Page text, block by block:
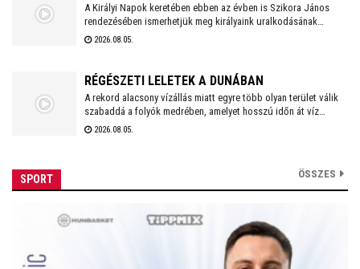
A Királyi Napok keretében ebben az évben is Szikora János
rendezésében ismerhetjük meg királyaink uralkodásának
történetét. Idén újra a Nemzeti Emlékhely ad otthont a
2026.08.05.
RÉGÉSZETI LELETEK A DUNÁBAN
A rekord alacsony vízállás miatt egyre több olyan terület válik
szabaddá a folyók medrében, amelyet hosszú időn át víz
borított. A visszahúzódó Duna és más folyók sokszor nemcsak
2026.08.05.
SPORT ÖSSZES